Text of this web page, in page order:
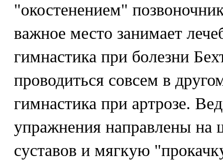
"окостенением"
важное место занимает
гимнастика при болезни
проводиться совсем в
гимнастика при артрозе.
упражнения направлены на
суставов и мягкую